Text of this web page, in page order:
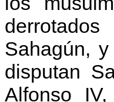
Sahagún,
disputan
Alfonso